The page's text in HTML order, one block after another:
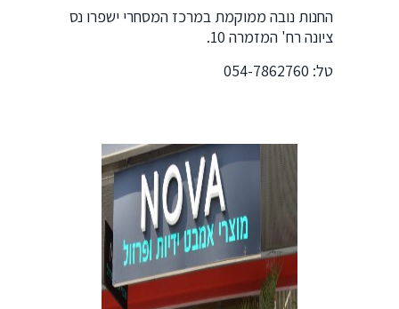
החנות נובה ממוקמת במרכז המסחרי ישפרו נס
ציונה רח' המזמרה 10.
טל: 054-7862760